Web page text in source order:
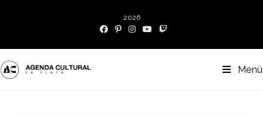
2026
Menú